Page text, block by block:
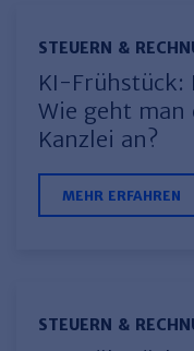
Haufe TVöD/TV-L
Haufe Immobilien
STEUERN &
KI-Frühstück:
Wie geht
Kanzlei an?
MEHR ERFAHREN
STEUERN &